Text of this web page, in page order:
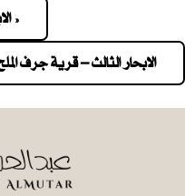
navigation
«
الابحار الثالث – قرية جرف